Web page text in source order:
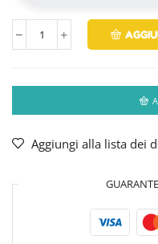
Aggiungi alla lista dei